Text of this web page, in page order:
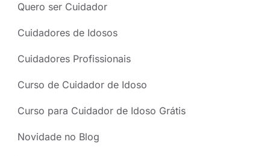
Quero ser Cuidador
Cuidadores de Idosos
Cuidadores Profissionais
Curso de Cuidador de Idoso
Curso para Cuidador de Idoso Grátis
Novidade no Blog